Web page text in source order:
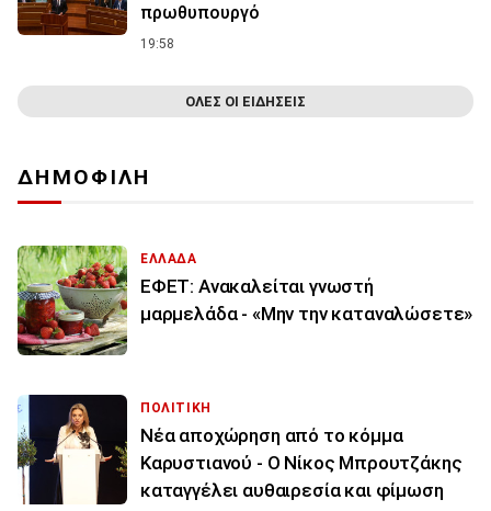
πρωθυπουργό
19:58
ΟΛΕΣ ΟΙ ΕΙΔΗΣΕΙΣ
ΔΗΜΟΦΙΛΗ
ΕΛΛΑΔΑ
ΕΦΕΤ: Ανακαλείται γνωστή
μαρμελάδα - «Μην την καταναλώσετε»
ΠΟΛΙΤΙΚΗ
Νέα αποχώρηση από το κόμμα
Καρυστιανού - Ο Νίκος Μπρουτζάκης
καταγγέλει αυθαιρεσία και φίμωση